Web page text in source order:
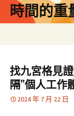
時間的重
找九宮格見
隔”個人工作
2024 年 7 月 22 日